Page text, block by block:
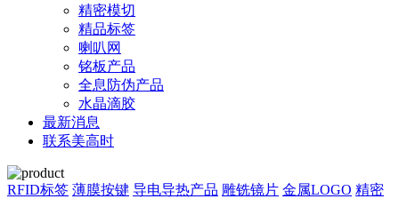
精密模切
精品标签
喇叭网
铭板产品
全息防伪产品
水晶滴胶
最新消息
联系美高时
RFID标签 薄膜按键 导电导热产品 雕铣镜片 金属LOGO 精密